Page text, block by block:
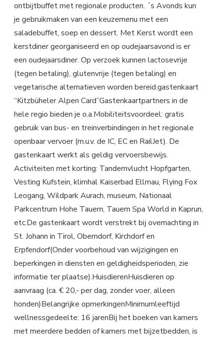
ontbijtbuffet met regionale producten. ´s Avonds kun
je gebruikmaken van een keuzemenu met een
saladebuffet, soep en dessert. Met Kerst wordt een
kerstdiner georganiseerd en op oudejaarsavond is er
een oudejaarsdiner. Op verzoek kunnen lactosevrije
(tegen betaling), glutenvrije (tegen betaling) en
vegetarische alternatieven worden bereid.gastenkaart
“Kitzbüheler Alpen Card”Gastenkaartpartners in de
hele regio bieden je o.a.Mobiliteitsvoordeel: gratis
gebruik van bus- en treinverbindingen in het regionale
openbaar vervoer (m.u.v. de IC, EC en RailJet). De
gastenkaart werkt als geldig vervoersbewijs.
Activiteiten met korting: Tandemvlucht Hopfgarten,
Vesting Kufstein, klimhal Kaiserbad Ellmau, Flying Fox
Leogang, Wildpark Aurach, museum, Nationaal
Parkcentrum Hohe Tauern, Tauern Spa World in Kaprun,
etc.De gastenkaart wordt verstrekt bij overnachting in
St. Johann in Tirol, Oberndorf, Kirchdorf en
Erpfendorf(Onder voorbehoud van wijzigingen en
beperkingen in diensten en geldigheidsperioden, zie
informatie ter plaatse).HuisdierenHuisdieren op
aanvraag (ca. € 20,- per dag, zonder voer, alleen
honden)Belangrijke opmerkingenMinimumleeftijd
wellnessgedeelte: 16 jarenBij het boeken van kamers
met meerdere bedden of kamers met bijzetbedden, is